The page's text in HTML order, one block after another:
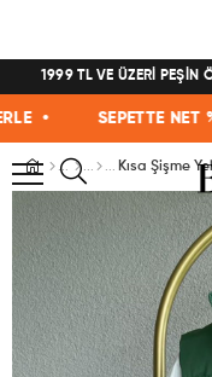
1999 TL VE ÜZERİ PEŞİN
• SEPETTE NET
Kısa Şişme